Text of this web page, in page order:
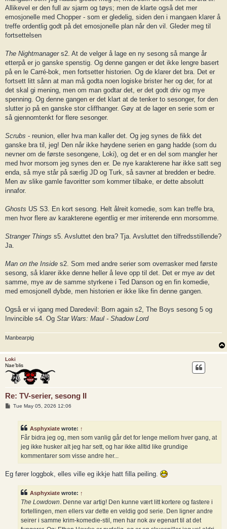
Allikevel er den full av sjarm og tøys; men de klarte også det mer
emosjonelle med Chopper - som er gledelig, siden den i mangaen klarer å
treffe ordentlig godt på det emosjonelle plan når den vil. Gleder meg til
fortsettelsen
The Nightmanagers2. At de velger å lage en ny sesong så mange år
etterpå er jo ganske spenstig. Og denne gangen er det ikke lengre basert
på en le Carré-bok, men fortsetter historien. Og de klarer det bra. Det er
fortsett litt sånn at man må godta noen logiske brister her og der, for at
det skal gi mening, men om man godtar det, er det godt driv og mye
spenning. Og denne gangen er det klart at de tenker to sesonger, for den
slutter jo på en ganske stor cliffhanger. Gøy at de lager en serie som er
så gjennomtenkt for flere sesonger.
Scrubs - reunion, eller hva man kaller det. Og jeg synes de fikk det
ganske bra til, jeg! Den når ikke høydene serien en gang hadde (som du
nevner om de første sesongene, Loki), og det er en del som mangler her
med hvor morsom jeg synes den er. De nye karakterene har ikke satt seg
enda, så mye står på særlig JD og Turk, så savner at bredden er bedre.
Men av slike gamle favoritter som kommer tilbake, er dette absolutt
innafor.
Ghosts US S3. En kort sesong. Helt ålreit komedie, som kan treffe bra,
men hvor flere av karakterene egentlig er mer irriterende enn morsomme.
Stranger Things s5. Avsluttet den bra? Tja. Avsluttet den tilfredsstillende?
Ja.
Man on the Inside s2. Som med andre serier som overrasker med første
sesong, så klarer ikke denne heller å leve opp til det. Det er mye av det
samme, mye av de samme styrkene i Ted Danson og en fin komedie,
med emosjonell dybde, men historien er ikke like fin denne gangen.
Også er vi igang med Daredevil: Born again s2, The Boys sesong 5 og
Invincible s4. Og Star Wars: Maul - Shadow Lord
Manbearpig
Loki
Nae’blis
Re: TV-serier, sesong II
PTue May 05, 2026 12:06
Asphyxiate wrote: ↑
Får bidra jeg og, men som vanlig går det for lenge mellom hver gang, at
jeg ikke husker alt jeg har sett, og har ikke alltid like grundige
kommentarer som visse andre her...
Eg fører loggbok, elles ville eg ikkje hatt filla peiling.
Asphyxiate wrote: ↑
The Lowdown . Denne var artig! Den kunne vært litt kortere og fastere i
fortellingen, men ellers var dette en veldig god serie. Den ligner andre
seirer i samme krim-komedie-stil, men har nok av egenart til at det